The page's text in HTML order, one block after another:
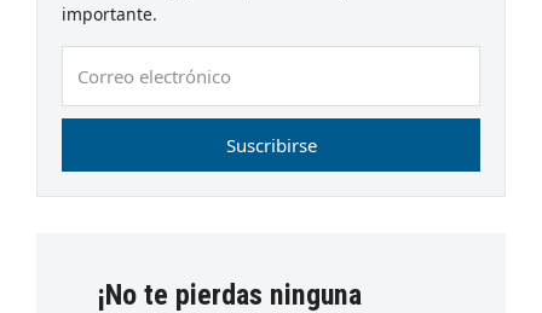
importante.
electrónico
Suscribirse
¡No te pierdas ninguna